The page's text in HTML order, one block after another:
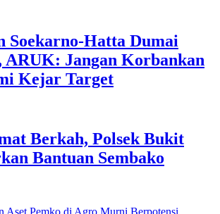
Soekarno-Hatta Dumai
Jangan Korbankan
Kejar Target
Berkah, Polsek Bukit
Bantuan Sembako